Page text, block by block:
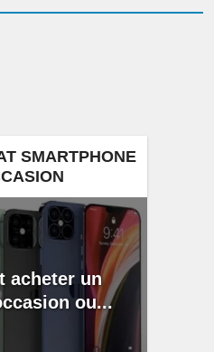
SMARTPHONE
acheter un
ou...